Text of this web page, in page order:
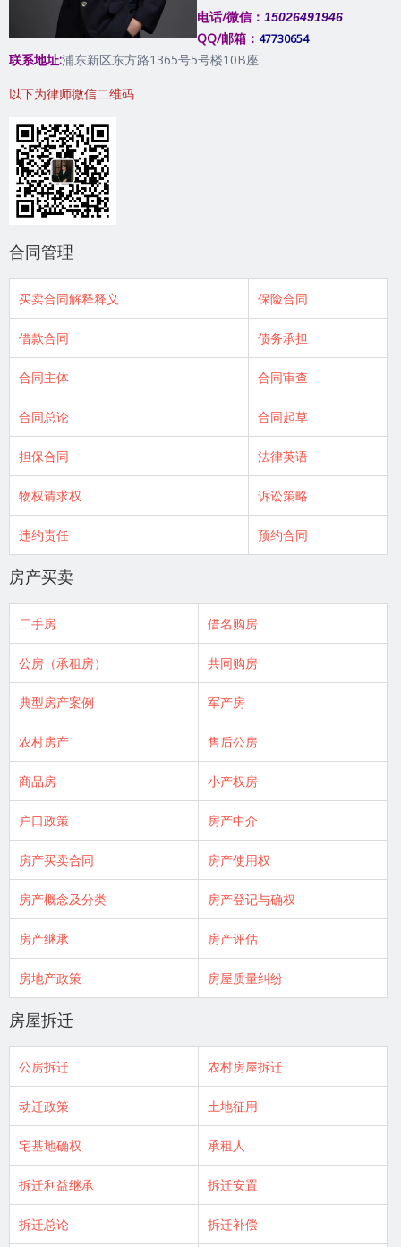
电话/微信： 15026491946
QQ/邮箱： 47730654
联系地址:浦东新区东方路1365号5号楼10B座
以下为律师微信二维码
合同管理
买卖合同解释释义 保险合同
借款合同 债务承担
合同主体 合同审查
合同总论 合同起草
担保合同 法律英语
物权请求权 诉讼策略
违约责任 预约合同
房产买卖
二手房 借名购房
公房（承租房） 共同购房
典型房产案例 军产房
农村房产 售后公房
商品房 小产权房
户口政策 房产中介
房产买卖合同 房产使用权
房产概念及分类 房产登记与确权
房产继承 房产评估
房地产政策 房屋质量纠纷
房屋拆迁
公房拆迁 农村房屋拆迁
动迁政策 土地征用
宅基地确权 承租人
拆迁利益继承 拆迁安置
拆迁总论 拆迁补偿